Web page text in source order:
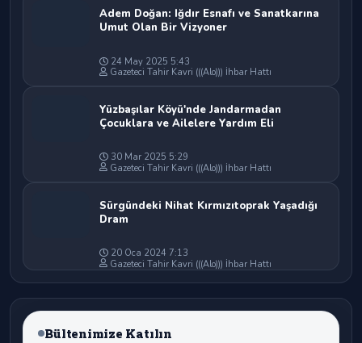
Adem Doğan: Iğdır Esnafı ve Sanatkarına
Umut Olan Bir Vizyoner
24 May 2025 5:43
Gazeteci Tahir Kavri (((Alo))) İhbar Hattı
Yüzbaşılar Köyü'nde Jandarmadan
Çocuklara ve Ailelere Yardım Eli
30 Mar 2025 5:29
Gazeteci Tahir Kavri (((Alo))) İhbar Hattı
Sürgündeki Nihat Kırmızıtoprak Yaşadığı
Dram
20 Oca 2024 7:13
Gazeteci Tahir Kavri (((Alo))) İhbar Hattı
Bültenimize Katılın